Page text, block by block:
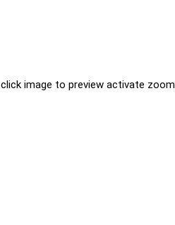
click image to preview activate zoom